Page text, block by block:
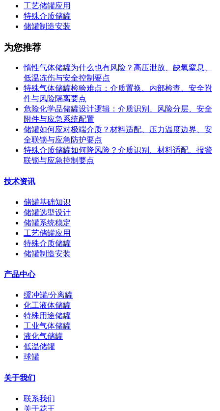
工艺储罐应用
特殊介质储罐
储罐制造安装
为您推荐
惰性气体储罐为什么也有风险？高压泄放、缺氧窒息、
低温冻伤与安全控制要点
特殊气体储罐检验难点：介质置换、内部检查、安全附
件与风险隔离要点
危险化学品储罐设计逻辑：介质识别、风险分层、安全
附件与应急系统配置
储罐如何应对极端介质？材料适配、压力温度边界、安
全联锁与应急防护要点
特殊介质储罐如何降风险？介质识别、材料适配、报警
联锁与应急控制要点
技术资讯
储罐基础知识
储罐选型设计
储罐系统稳定
工艺储罐应用
特殊介质储罐
储罐制造安装
产品中心
缓冲罐/分离罐
化工液体储罐
特殊用途储罐
工业气体储罐
液化气储罐
低温储罐
球罐
关于我们
联系我们
关于花王